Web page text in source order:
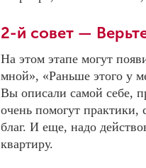
2-й совет —
На этом этапе могут
мной», «Раньше этого у
Вы описали самой себе,
очень помогут
благ. И еще, надо
квартиру.